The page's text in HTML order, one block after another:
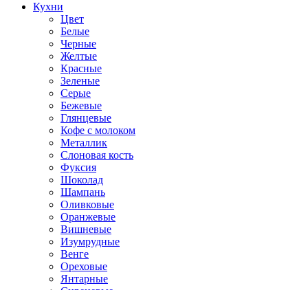
Кухни
Цвет
Белые
Черные
Желтые
Красные
Зеленые
Серые
Бежевые
Глянцевые
Кофе с молоком
Металлик
Слоновая кость
Фуксия
Шоколад
Шампань
Оливковые
Оранжевые
Вишневые
Изумрудные
Венге
Ореховые
Янтарные